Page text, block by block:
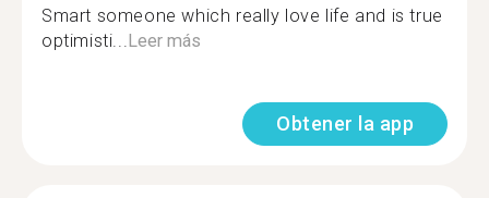
Smart someone which really love life and is true
optimisti...Leer más
Obtener la app